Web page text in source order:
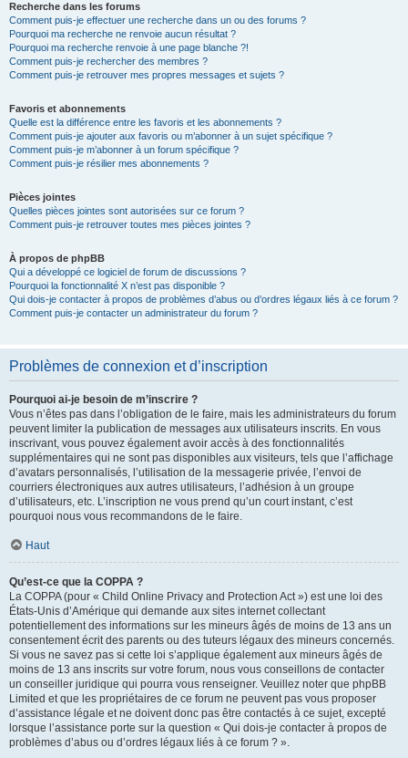
Recherche dans les forums
Comment puis-je effectuer une recherche dans un ou des forums ?
Pourquoi ma recherche ne renvoie aucun résultat ?
Pourquoi ma recherche renvoie à une page blanche ?!
Comment puis-je rechercher des membres ?
Comment puis-je retrouver mes propres messages et sujets ?
Favoris et abonnements
Quelle est la différence entre les favoris et les abonnements ?
Comment puis-je ajouter aux favoris ou m’abonner à un sujet spécifique ?
Comment puis-je m’abonner à un forum spécifique ?
Comment puis-je résilier mes abonnements ?
Pièces jointes
Quelles pièces jointes sont autorisées sur ce forum ?
Comment puis-je retrouver toutes mes pièces jointes ?
À propos de phpBB
Qui a développé ce logiciel de forum de discussions ?
Pourquoi la fonctionnalité X n’est pas disponible ?
Qui dois-je contacter à propos de problèmes d’abus ou d’ordres légaux liés à ce forum ?
Comment puis-je contacter un administrateur du forum ?
Problèmes de connexion et d’inscription
Pourquoi ai-je besoin de m’inscrire ?
Vous n’êtes pas dans l’obligation de le faire, mais les administrateurs du forum
peuvent limiter la publication de messages aux utilisateurs inscrits. En vous
inscrivant, vous pouvez également avoir accès à des fonctionnalités
supplémentaires qui ne sont pas disponibles aux visiteurs, tels que l’affichage
d’avatars personnalisés, l’utilisation de la messagerie privée, l’envoi de
courriers électroniques aux autres utilisateurs, l’adhésion à un groupe
d’utilisateurs, etc. L’inscription ne vous prend qu’un court instant, c’est
pourquoi nous vous recommandons de le faire.
Haut
Qu’est-ce que la COPPA ?
La COPPA (pour « Child Online Privacy and Protection Act ») est une loi des
États-Unis d’Amérique qui demande aux sites internet collectant
potentiellement des informations sur les mineurs âgés de moins de 13 ans un
consentement écrit des parents ou des tuteurs légaux des mineurs concernés.
Si vous ne savez pas si cette loi s’applique également aux mineurs âgés de
moins de 13 ans inscrits sur votre forum, nous vous conseillons de contacter
un conseiller juridique qui pourra vous renseigner. Veuillez noter que phpBB
Limited et que les propriétaires de ce forum ne peuvent pas vous proposer
d’assistance légale et ne doivent donc pas être contactés à ce sujet, excepté
lorsque l’assistance porte sur la question « Qui dois-je contacter à propos de
problèmes d’abus ou d’ordres légaux liés à ce forum ? ».